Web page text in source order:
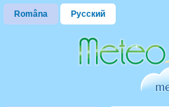
Româna Русский